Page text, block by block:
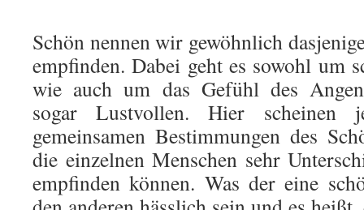
Schön nennen wir gewöhnlich
empfinden. Dabei geht es sowohl um
wie auch um das Gefühl des
sogar Lustvollen. Hier scheinen
gemeinsamen Bestimmungen des
die einzelnen Menschen sehr
empfinden können. Was der eine